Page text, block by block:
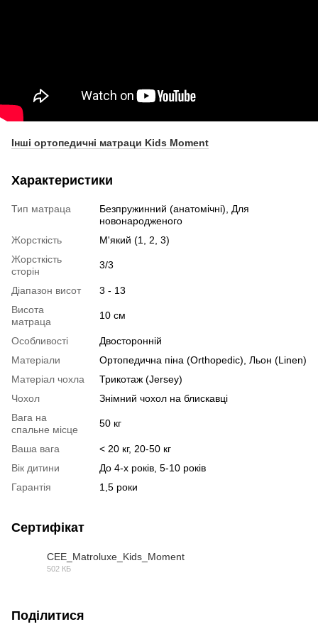
Інші ортопедичні матраци Kids Moment
Характеристики
Тип матраца
Безпружинний (анатомічні), Для
новонародженого
Жорсткість
М'який (1, 2, 3)
Жорсткість
сторін
3/3
Діапазон висот
3 - 13
Висота
матраца
10 см
Особливості
Двосторонній
Матеріали
Ортопедична піна (Orthopedic), Льон (Linen)
Матеріал чохла
Трикотаж (Jersey)
Чохол
Знімний чохол на блискавці
Вага на
спальне місце
50 кг
Ваша вага
< 20 кг, 20-50 кг
Вік дитини
До 4-х років, 5-10 років
Гарантія
1,5 роки
Сертифікат
СЕЕ_Matroluxe_Kids_Moment
502 КБ
Поділитися